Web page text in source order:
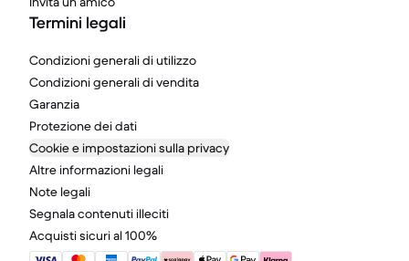
Termini legali
Condizioni generali di utilizzo
Condizioni generali di vendita
Garanzia
Protezione dei dati
Cookie e impostazioni sulla privacy
Altre informazioni legali
Note legali
Segnala contenuti illeciti
Acquisti sicuri al 100%